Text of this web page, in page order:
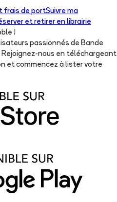
frais de portSuivre ma
et retirer en librairie
!
passionnés de Bande
nous en téléchargeant
et commencez à lister votre